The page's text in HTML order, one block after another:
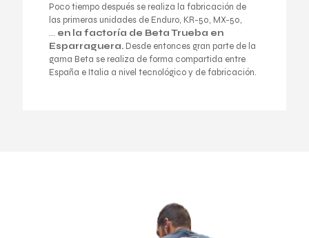
Poco tiempo después se realiza la fabricación de
las primeras unidades de Enduro, KR-50, MX-50,
… en la factoría de Beta Trueba en
Esparraguera. Desde entonces gran parte de la
gama Beta se realiza de forma compartida entre
España e Italia a nivel tecnológico y de fabricación.